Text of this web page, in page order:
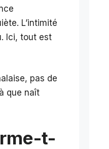
L’intimité
Ici, tout est
pas de
que naît
t-